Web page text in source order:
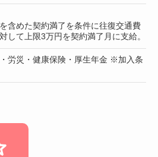
含めた契約満了を条件に往復交通費
して上限3万円を契約満了月に支給。
労災・健康保険・厚生年金 ※加入条